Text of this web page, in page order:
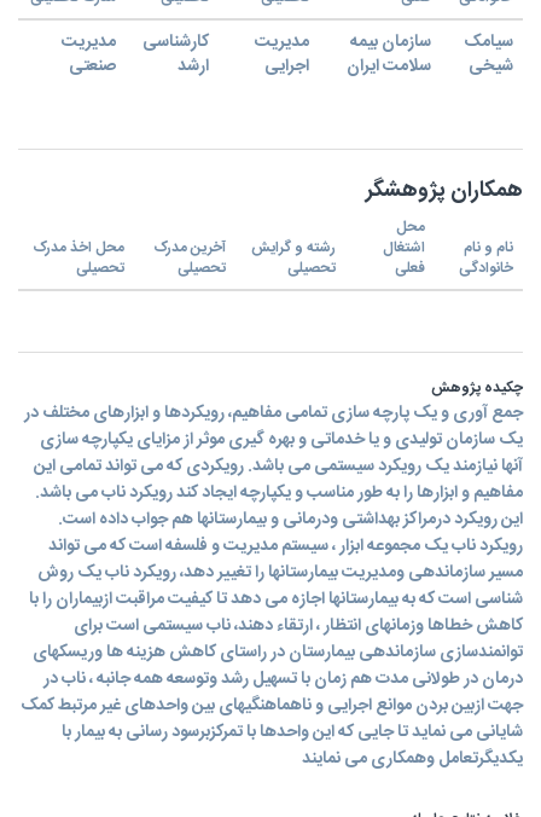
سیامک
شیخی
سازمان بیمه
سلامت ایران
مدیریت
اجرایی
کارشناسی
ارشد
مدیریت
صنعتی
همکاران پژوهشگر
نام و نام
خانوادگی
محل
اشتغال
فعلی
رشته و گرایش
تحصیلی
آخرین مدرک
تحصیلی
محل اخذ مدرک
تحصیلی
چکیده پژوهش
جمع آوری و یک پارچه سازی تمامی مفاهیم، رویکردها و ابزارهای مختلف در
یک سازمان تولیدی و یا خدماتی و بهره گیری موثر از مزایای یکپارچه سازی
آنها نیازمند یک رویکرد سیستمی می باشد. رویکردی که می تواند تمامی این
مفاهیم و ابزارها را به طور مناسب و یکپارچه ایجاد کند رویکرد ناب می باشد.
این رویکرد درمراکز بهداشتی ودرمانی و بیمارستانها هم جواب داده است.
رویکرد ناب یک مجموعه ابزار ، سیستم مدیریت و فلسفه است که می تواند
مسیر سازماندهی ومدیریت بیمارستانها را تغییر دهد، رویکرد ناب یک روش
شناسی است که به بیمارستانها اجازه می دهد تا کیفیت مراقبت ازبیماران را با
کاهش خطاها وزمانهای انتظار ، ارتقاء دهند، ناب سیستمی است برای
توانمندسازی سازماندهی بیمارستان در راستای کاهش هزینه ها وریسکهای
درمان در طولانی مدت هم زمان با تسهیل رشد وتوسعه همه جانبه ، ناب در
جهت ازبین بردن موانع اجرایی و ناهماهنگیهای بین واحدهای غیر مرتبط کمک
شایانی می نماید تا جایی که این واحدها با تمرکزبرسود رسانی به بیمار با
یکدیگرتعامل وهمکاری می نمایند